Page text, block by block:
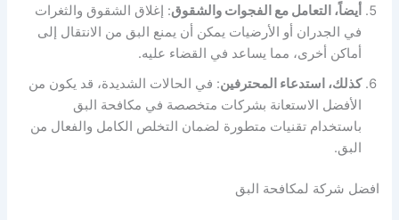
أيضاً، التعامل مع الفجوات والشقوق: إغلاق الشقوق والثغرات
في الجدران أو الأرضيات يمكن أن يمنع البق من الانتقال إلى
أماكن أخرى، مما يساعد في القضاء عليه.
كذلك، استدعاء المحترفين: في الحالات الشديدة، قد يكون من
الأفضل الاستعانة بشركات متخصصة في مكافحة البق
باستخدام تقنيات متطورة لضمان التخلص الكامل والفعال من
البق.
افضل شركة لمكافحة البق